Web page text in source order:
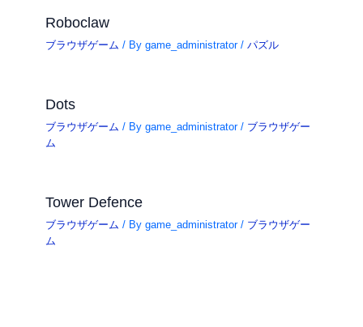
Roboclaw
ブラウザゲーム / Bygame_administrator/パズル
Dots
ブラウザゲーム / Bygame_administrator/ ブラウザゲー
ム
Tower Defence
ブラウザゲーム / Bygame_administrator/ ブラウザゲー
ム